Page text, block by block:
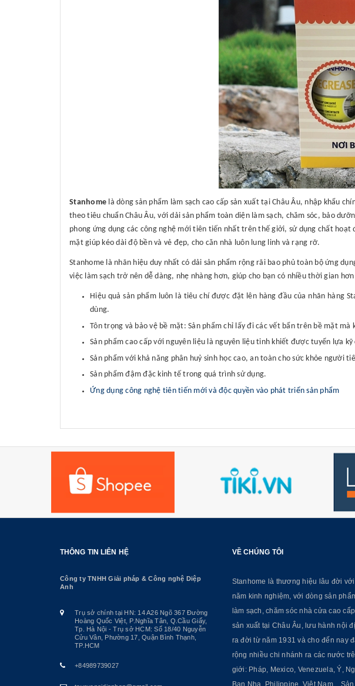
Stanhome là dòng sản phẩm làm sạch cao cấp sản xuất tại Châu Âu, nhập khẩu
theo tiêu chuẩn Châu Âu, với dải sản phẩm toàn diện làm sạch, chăm sóc, bảo
phong ứng dụng các công nghệ mới tiên tiến nhất trên thế giởi, sử dụng chất
mặt giúp kéo dài độ bền và vẻ đẹp, cho căn nhà luôn lung linh và rạng rỡ.
Stanhome là nhãn hiệu duy nhất có dải sản phẩm rộng rãi bao phủ toàn bộ ứng
việc làm sạch trở nên dễ dàng, nhẹ nhàng hơn, giúp cho bạn có nhiều thời gian
Hiệu quả sản phẩm luôn là tiêu chí được đặt lên hàng đầu của nhãn hàng
dùng.
Tôn trọng và bảo vệ bề mặt: Sản phẩm chỉ lấy đi các vết bẩn trên bề mặt
Sản phẩm cao cấp với nguyên liệu là nguyên liệu tinh khiết được tuyển lựa
Sản phẩm với khả năng phân huỷ sinh học cao, an toàn cho sức khỏe người
Sản phẩm đậm đặc kinh tế trong quá trình sử dụng.
Ứng dụng công nghệ tiên tiến mới và độc quyền vào phát triển sản phẩm
THÔNG TIN LIÊN HỆ
Công ty TNHH Giải pháp & Công nghệ Diệp
Anh
Trụ sở chính tại HN: 14 A26 Ngõ 367 Đường
Hoàng Quốc Việt, P.Nghĩa Tân, Q.Cầu Giấy,
Tp. Hà Nội - Trụ sở HCM: Số 18/40 Nguyễn
Cửu Vân, Phường 17, Quận Bình Thạnh,
TP.HCM
+84989739027
VỀ CHÚNG TÔI
Stanhome là thương hiệu lâu đời
năm kinh nghiệm, với dòng sản
làm sạch, chăm sóc nhà cửa cao
sản xuất tại Châu Âu, lưu hành nội
ra đời từ năm 1931 và cho đến nay
rộng nhiều chi nhánh ra các nước
giới: Pháp, Mexico, Venezuela, Ý,
Ban Nha, Philippine, Việt Nam...